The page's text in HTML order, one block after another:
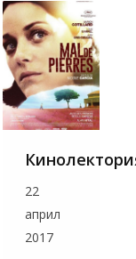
22
април
2017